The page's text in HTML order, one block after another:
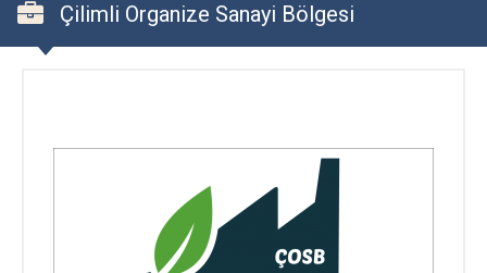
Çilimli Organize Sanayi Bölgesi